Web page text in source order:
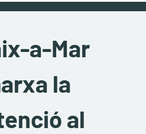
a-Mar
la
al